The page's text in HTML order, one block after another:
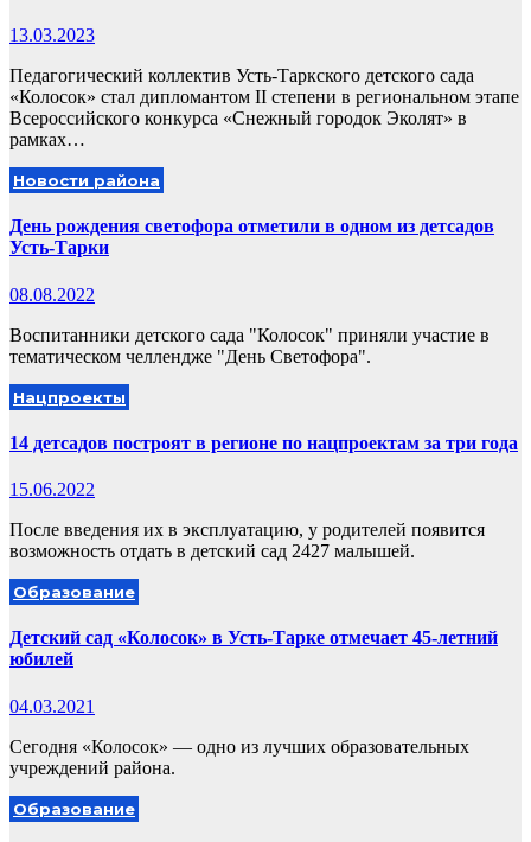
13.03.2023
Педагогический коллектив Усть-Таркского детского сада
«Колосок» стал дипломантом II степени в региональном этапе
Всероссийского конкурса «Снежный городок Эколят» в
рамках…
Новости района
День рождения светофора отметили в одном из детсадов
Усть-Тарки
08.08.2022
Воспитанники детского сада "Колосок" приняли участие в
тематическом челлендже "День Светофора".
Нацпроекты
14 детсадов построят в регионе по нацпроектам за три года
15.06.2022
После введения их в эксплуатацию, у родителей появится
возможность отдать в детский сад 2427 малышей.
Образование
Детский сад «Колосок» в Усть-Тарке отмечает 45-летний
юбилей
04.03.2021
Сегодня «Колосок» — одно из лучших образовательных
учреждений района.
Образование